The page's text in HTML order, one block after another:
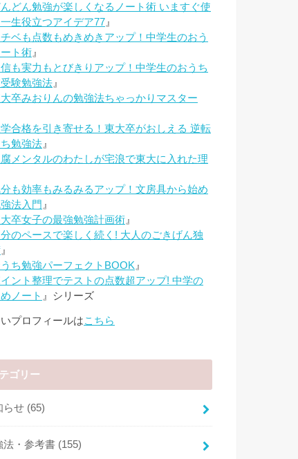
んどん勉強が楽しくなるノート術 いますぐ使
生役立つアイデア77 』
ベも点数もめきめきアップ！中学生のおう
ト術 』
信も実力もとびきりアップ！中学生のおうち
験勉強法 』
卒みおりんの勉強法ちゃっかりマスター
合格を引き寄せる！東大卒がおしえる 逆転
勉強法 』
メンタルのわたしが宅浪で東大に入れた理
も効率もみるみるアップ！文房具から始め
法入門 』
卒女子の最強勉強計画術 』
分のペースで楽しく続く! 大人のごきげん独
』
ち勉強パーフェクトBOOK 』
ント整理でテストの点数超アップ! 中学の
ノート 』シリーズ
プロフィールはこちら
ゴリー
らせ (65)
法・参考書 (155)